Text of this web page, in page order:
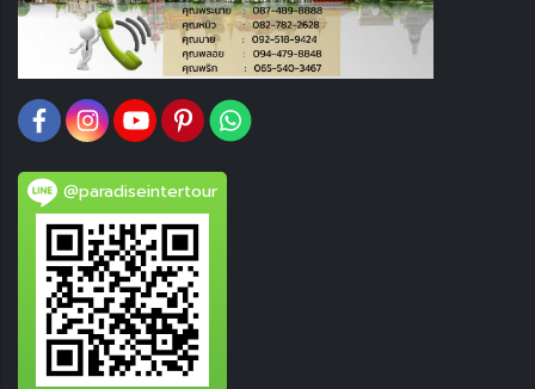
@paradiseintertour